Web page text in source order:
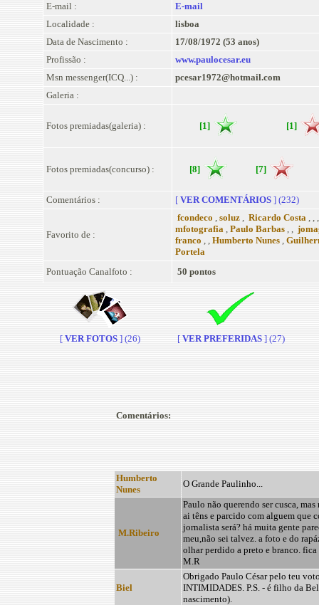
E-mail :
E-mail
Localidade :
lisboa
Data de Nascimento :
17/08/1972 (53 anos)
Profissão :
www.paulocesar.eu
Msn messenger(ICQ...) :
pcesar1972@hotmail.com
Galeria :
Fotos premiadas(galeria) : [1] [1]
Fotos premiadas(concurso) : [8] [7]
Comentários : [ VER COMENTÁRIOS ] (232)
Favorito de :
fcondeco , soluz , Ricardo Costa , ,
mfotografia , Paulo Barbas , ,
franco , , Humberto Nunes ,
Portela
Pontuação Canalfoto :
50 pontos
[VER FOTOS ] (26) [VER PREFERIDAS ] (27)
Comentários:
Humberto
Nunes
O Grande Paulinho...
M.Ribeiro
Paulo não querendo ser cusca,
ai têns e parcido com alguem que
jornalista será? há muita gente
meu,não sei talvez. a foto e do
olhar perdido a preto e branco. fica
M.R
Biel
Obrigado Paulo César pelo teu
INTIMIDADES. P.S. - é filho da
nascimento).